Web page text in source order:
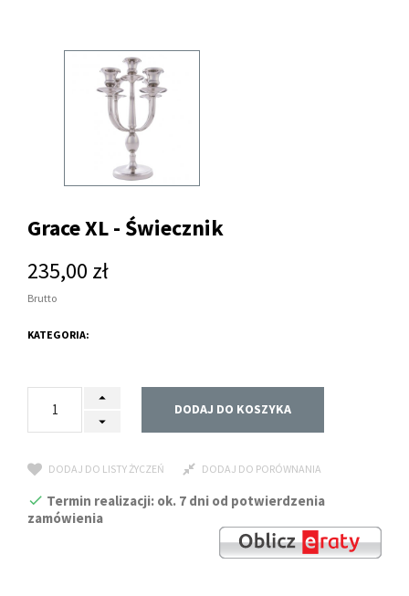
Grace XL - Świecznik
235,00 zł
Brutto
KATEGORIA:
DODAJ DO KOSZYKA
DODAJ DO LISTY ŻYCZEŃ DODAJ DO PORÓWNANIA
Termin realizacji: ok. 7 dni od potwierdzenia
zamówienia